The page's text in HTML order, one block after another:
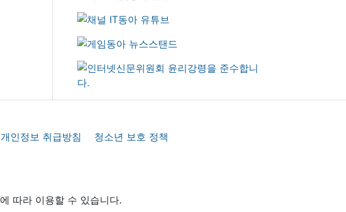
개인정보 취급방침
청소년 보호 정책
에 따라 이용할 수 있습니다.